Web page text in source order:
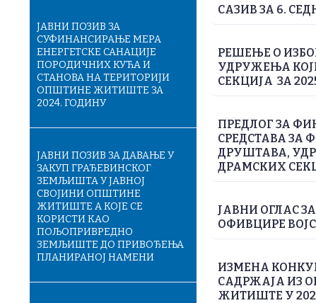
ЈАВНИ ПОЗИВ ЗА
СУФИНАНСИРАЊЕ МЕРА
ЕНЕРГЕТСКЕ САНАЦИЈЕ
ПОРОДИЧНИХ КУЋА И
СТАНОВА НА ТЕРИТОРИЈИ
ОПШТИНЕ ЖИТИШТЕ ЗА
2024. ГОДИНУ
ЈАВНИ ПОЗИВ ЗА ДАВАЊЕ У
ЗАКУП ГРАЂЕВИНСКОГ
ЗЕМЉИШТА У ЈАВНОЈ
СВОЈИНИ ОПШТИНЕ
ЖИТИШТЕ А КОЈЕ СЕ
КОРИСТИ КАО
ПОЉОПРИВРЕДНО
3ЕМЉИШТЕ ДО ПРИВОЂЕЊА
ПЛАНИРАНОЈ НАМЕНИ
САЗИВ ЗА 6.
РЕШЕЊЕ О
УДРУЖЕЊА
СЕКЦИЈА ЗА
ПРЕДЛОГ ЗА
СРЕДСТАВА ЗА
ДРУШТАВА,
ДРАМСКИХ
ЈАВНИ ОГЛАС
ОФИВЦИРЕ
ИЗМЕНА
САДРЖАЈА ИЗ
ЖИТИШТЕ У